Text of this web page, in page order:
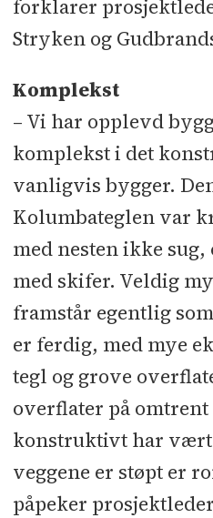
forklarer
Stryken og
Komplekst
– Vi har opplevd
komplekst i det
vanligvis bygger.
Kolumbateglen var
med nesten ikke
med skifer. Veldig
framstår egentlig
er ferdig, med mye
tegl og grove
overflater på omtrent
konstruktivt har
veggene er støpt er
påpeker